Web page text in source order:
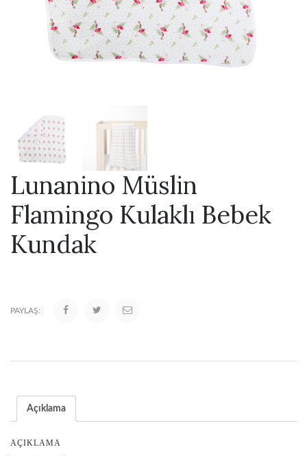
Lunanino Müslin
Flamingo Kulaklı Bebek
Kundak
PAYLAŞ:
Açıklama
AÇIKLAMA